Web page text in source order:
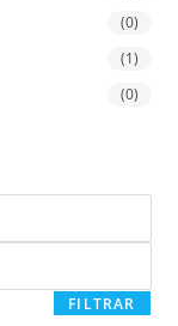
(0)
(1)
(0)
FILTRAR